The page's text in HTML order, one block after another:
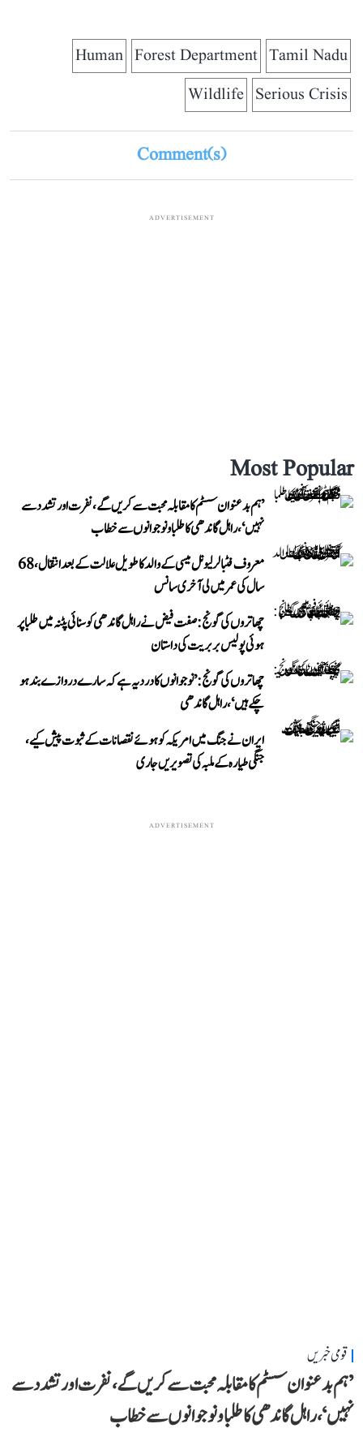
Tamil Nadu
Forest Department
Human
Serious Crisis
Wildlife
Comment(s)
ADVERTISEMENT
Most Popular
’ہم بدعنوان سسٹم کا مقابلہ محبت سے کریں گے، نفرت اور تشدد سے
نہیں‘، راہل گاندھی کا طلبا و نوجوانوں سے خطاب
معروف فٹبالر لیونل میسی کے والد کا طویل علالت کے بعد انتقال، 68
سال کی عمر میں لی آخری سانس
چھاتروں کی گونج: صفت فیض نے راہل گاندھی کو سنائی پٹنہ میں طلبا پر
ہوئی پولیس بربریت کی داستان
چھاتروں کی گونج: ’نوجوانوں کا درد یہ ہے کہ سارے دروازے بند ہو
چکے ہیں‘، راہل گاندھی
ایران نے جنگ میں امریکہ کو ہوئے نقصانات کے ثبوت پیش کیے،
جنگی طیارہ کے ملبہ کی تصویریں جاری
ADVERTISEMENT
قومی خبریں
’ہم بدعنوان سسٹم کا مقابلہ محبت سے کریں گے، نفرت اور تشدد سے
نہیں‘، راہل گاندھی کا طلبا و نوجوانوں سے خطاب